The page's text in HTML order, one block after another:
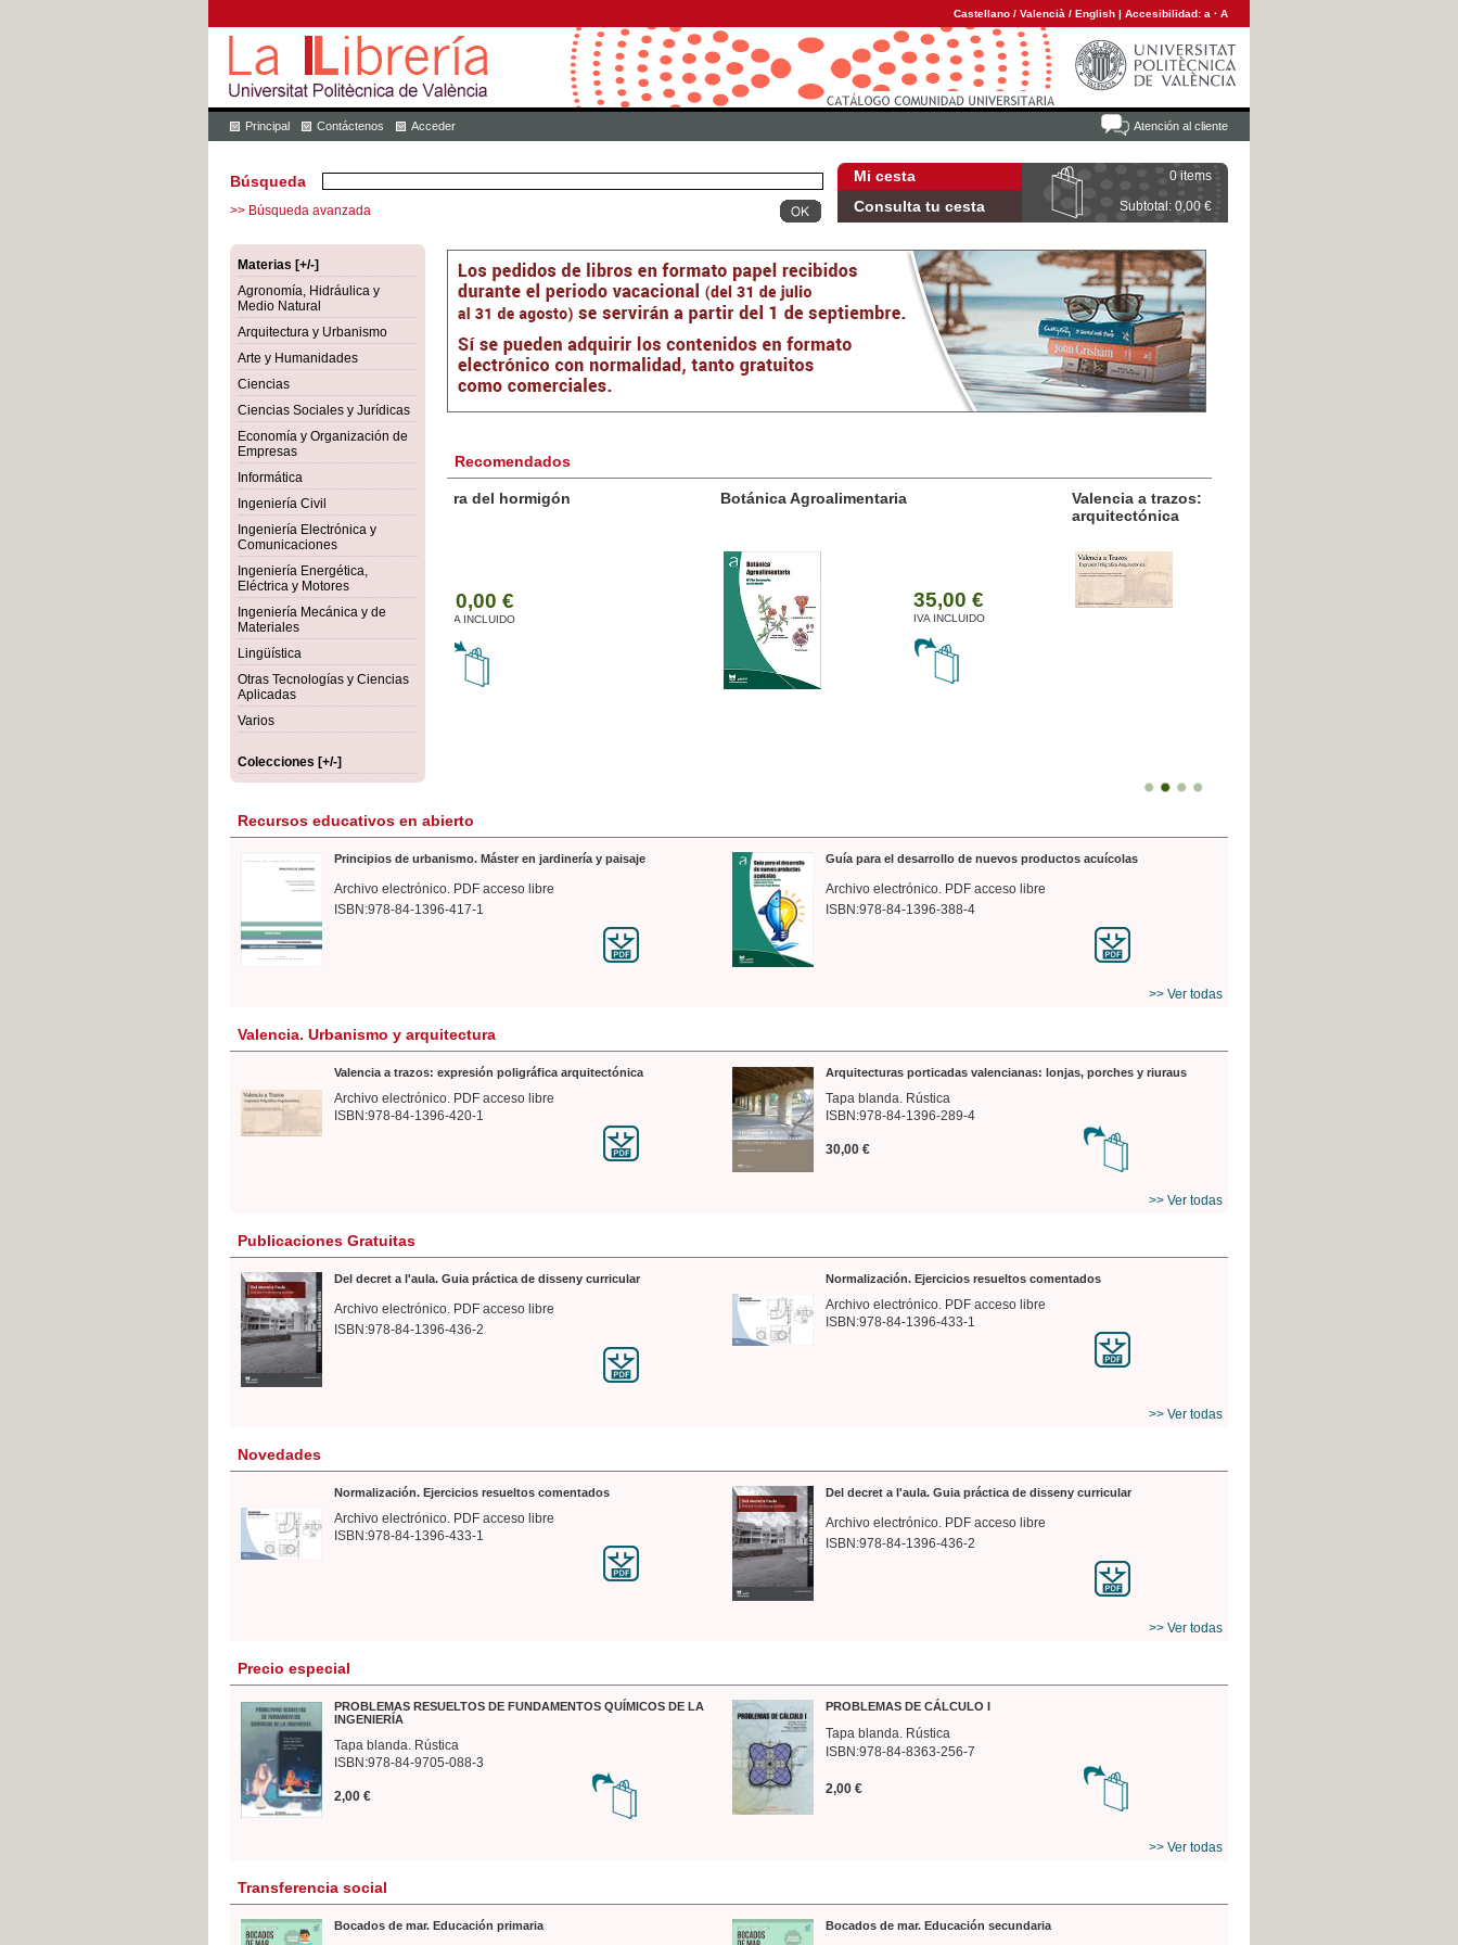
Castellano / Valencià / English | Accesibilidad: a · A
Atención al cliente
Principal Contáctenos Acceder
Mi cesta 0 items
Consulta tu cesta Subtotal: 0,00 €
Búsqueda
>> Búsqueda avanzada
Materias [+/-]
Agronomía, Hidráulica y
Medio Natural
Arquitectura y Urbanismo
Arte y Humanidades
Ciencias
Ciencias Sociales y Jurídicas
Economía y Organización de
Empresas
Informática
Ingeniería Civil
Ingeniería Electrónica y
Comunicaciones
Ingeniería Energética,
Eléctrica y Motores
Ingeniería Mecánica y de
Materiales
Lingüística
Otras Tecnologías y Ciencias
Aplicadas
Varios
Colecciones [+/-]
Recomendados
Botánica Agroalimentaria
Valencia a trazos: expresión poligráfica
Recursos educativos en abierto
Principios de urbanismo. Máster en jardinería y paisaje
Archivo electrónico. PDF acceso libre
ISBN:978-84-1396-417-1
Guía para el desarrollo de nuevos productos acuícolas
Archivo electrónico. PDF acceso libre
ISBN:978-84-1396-388-4
>> Ver todas
Valencia. Urbanismo y arquitectura
Valencia a trazos: expresión poligráfica arquitectónica
Archivo electrónico. PDF acceso libre
ISBN:978-84-1396-420-1
Arquitecturas porticadas valencianas: lonjas, porches y riuraus
Tapa blanda. Rústica
ISBN:978-84-1396-289-4
30,00 €
>> Ver todas
Publicaciones Gratuitas
Del decret a l'aula. Guia práctica de disseny curricular
Archivo electrónico. PDF acceso libre
ISBN:978-84-1396-436-2
Normalización. Ejercicios resueltos comentados
Archivo electrónico. PDF acceso libre
ISBN:978-84-1396-433-1
>> Ver todas
Novedades
Normalización. Ejercicios resueltos comentados
Archivo electrónico. PDF acceso libre
ISBN:978-84-1396-433-1
Del decret a l'aula. Guia práctica de disseny curricular
Archivo electrónico. PDF acceso libre
ISBN:978-84-1396-436-2
>> Ver todas
Precio especial
PROBLEMAS RESUELTOS DE FUNDAMENTOS QUÍMICOS DE LA
INGENIERÍA
Tapa blanda. Rústica
ISBN:978-84-9705-088-3
2,00 €
PROBLEMAS DE CÁLCULO I
Tapa blanda. Rústica
ISBN:978-84-8363-256-7
2,00 €
>> Ver todas
Transferencia social
Bocados de mar. Educación primaria Bocados de mar. Educación secundaria